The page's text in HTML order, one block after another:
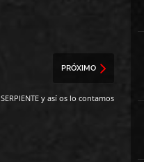
PRÓXIMO
y así os lo contamos